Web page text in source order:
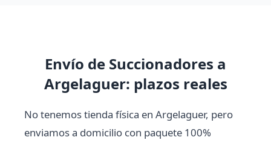
Envío de Succionadores a
Argelaguer: plazos reales
No tenemos tienda física en Argelaguer, pero
enviamos a domicilio con paquete 100%